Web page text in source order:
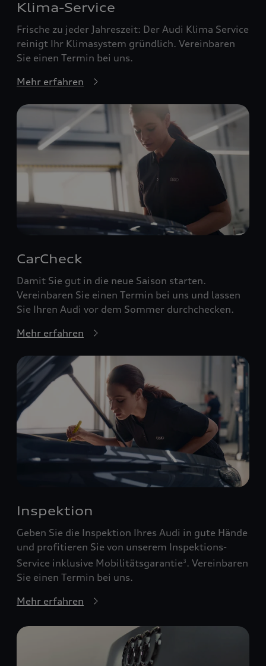
Klima-Service
Frische zu jeder Jahreszeit: Der Audi Klima Service
reinigt Ihr Klimasystem gründlich. Vereinbaren
Sie einen Termin bei uns.
Mehr erfahren
CarCheck
Damit Sie gut in die neue Saison starten.
Vereinbaren Sie einen Termin bei uns und lassen
Sie Ihren Audi vor dem Sommer durchchecken.
Mehr erfahren
Inspektion
Geben Sie die Inspektion Ihres Audi in gute Hände
und profitieren Sie von unserem Inspektions-
Service inklusive Mobilitätsgarantie3 . Vereinbaren
Sie einen Termin bei uns.
Mehr erfahren